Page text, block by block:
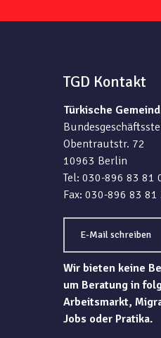
TGD Kontakt
Türkische
Obentrautstr. 72
10963 Berlin
Tel: 030-896 83 81
Fax: 030-896 83 81
E-Mail schreiben
Wir bieten keine
um Beratung in
Arbeitsmarkt,
Jobs oder Pratika.